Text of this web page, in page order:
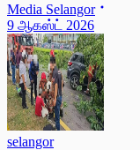
Media Selangor
9 ஆகஸ்ட் 2026
selangor